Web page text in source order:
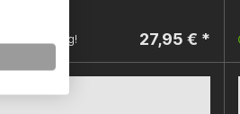
versandfertig! 27,95 € *